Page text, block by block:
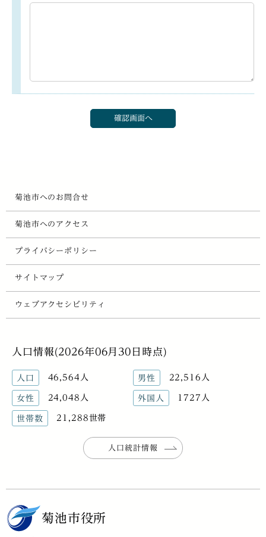
菊池市へのお問合せ
菊池市へのアクセス
プライバシーポリシー
サイトマップ
ウェブアクセシビリティ
人口情報(2026年06月30日時点)
人口 46,564人 男性 22,516人
女性 24,048人 外国人 1727人
世帯数 21,288世帯
人口統計情報
菊池市役所